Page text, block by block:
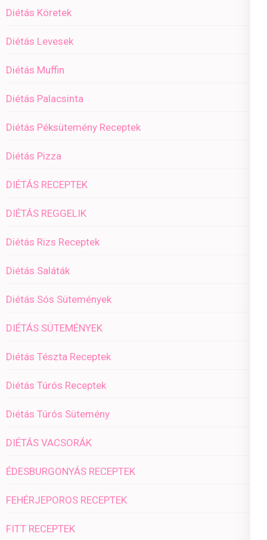
Diétás Köretek
Diétás Levesek
Diétás Muffin
Diétás Palacsinta
Diétás Péksütemény Receptek
Diétás Pizza
DIÉTÁS RECEPTEK
DIÉTÁS REGGELIK
Diétás Rizs Receptek
Diétás Saláták
Diétás Sós Sütemények
DIÉTÁS SÜTEMÉNYEK
Diétás Tészta Receptek
Diétás Túrós Receptek
Diétás Túrós Sütemény
DIÉTÁS VACSORÁK
ÉDESBURGONYÁS RECEPTEK
FEHÉRJEPOROS RECEPTEK
FITT RECEPTEK